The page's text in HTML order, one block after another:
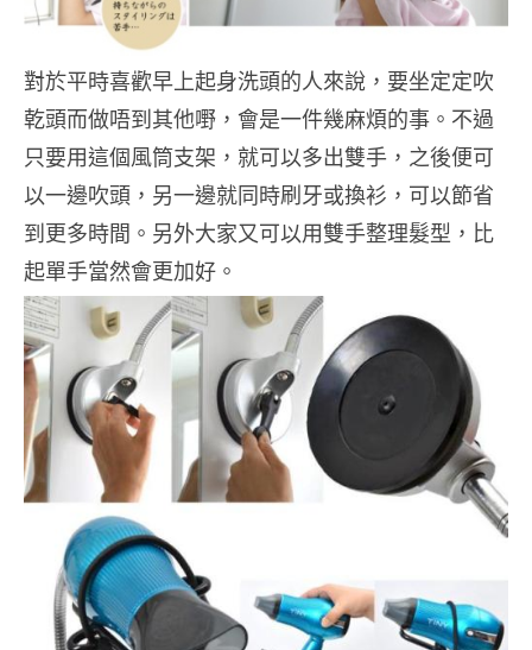
對於平時喜歡早上起身洗頭的人來說，要坐定定吹
乾頭而做唔到其他嘢，會是一件幾麻煩的事。不過
只要用這個風筒支架，就可以多出雙手，之後便可
以一邊吹頭，另一邊就同時刷牙或換衫，可以節省
到更多時間。另外大家又可以用雙手整理髮型，比
起單手當然會更加好。